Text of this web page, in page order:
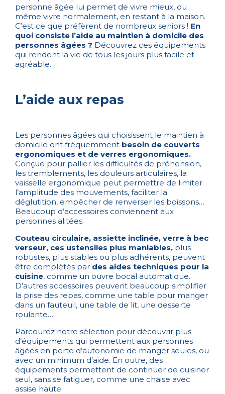
personne âgée lui permet de vivre mieux, ou
même vivre normalement, en restant à la maison.
C’est ce que préfèrent de nombreux seniors ! En
quoi consiste l’aide au maintien à domicile des
personnes âgées ? Découvrez ces équipements
qui rendent la vie de tous les jours plus facile et
agréable.
L’aide aux repas
Les personnes âgées qui choisissent le maintien à
domicile ont fréquemment besoin de couverts
ergonomiques et de verres ergonomiques.
Conçue pour pallier les difficultés de préhension,
les tremblements, les douleurs articulaires, la
vaisselle ergonomique peut permettre de limiter
l’amplitude des mouvements, faciliter la
déglutition, empêcher de renverser les boissons…
Beaucoup d’accessoires conviennent aux
personnes alitées.
Couteau circulaire, assiette inclinée, verre à bec
verseur, ces ustensiles plus maniables, plus
robustes, plus stables ou plus adhérents, peuvent
être complétés par des aides techniques pour la
cuisine, comme un ouvre bocal automatique.
D’autres accessoires peuvent beaucoup simplifier
la prise des repas, comme une table pour manger
dans un fauteuil, une table de lit, une desserte
roulante…
Parcourez notre sélection pour découvrir plus
d’équipements qui permettent aux personnes
âgées en perte d’autonomie de manger seules, ou
avec un minimum d’aide. En outre, des
équipements permettent de continuer de cuisiner
seul, sans se fatiguer, comme une chaise avec
assise haute.